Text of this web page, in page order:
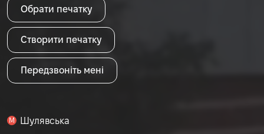
Обрати печатку
Створити печатку
Передзвоніть мені
M
Шулявська